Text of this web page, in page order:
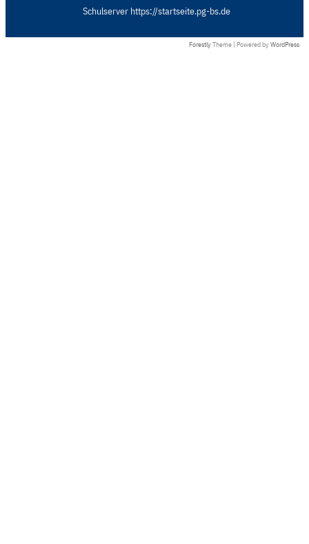
Schulserver https://startseite.pg-bs.de
Forestly Theme | Powered by WordPress